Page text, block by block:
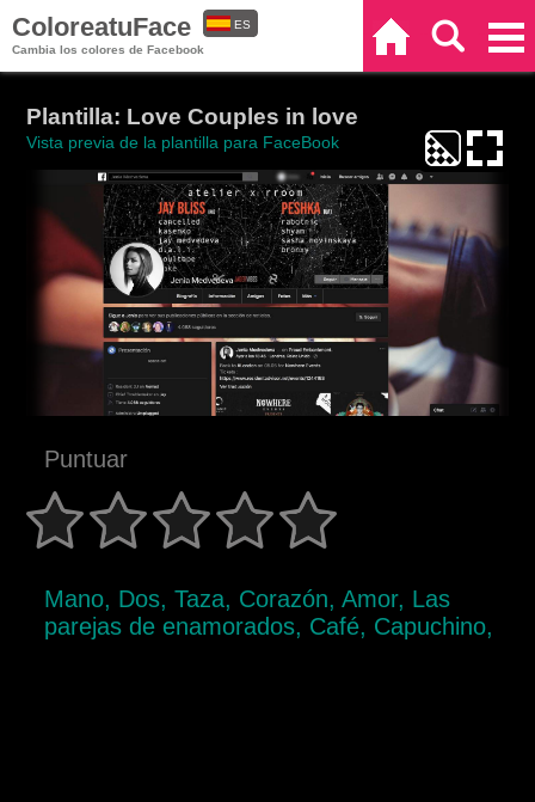
ColoreatuFace
Cambia los colores de Facebook
ES
Plantilla: Love Couples in love
Vista previa de la plantilla para FaceBook
Puntuar
Mano, Dos, Taza, Corazón, Amor, Las
parejas de enamorados, Café, Capuchino,